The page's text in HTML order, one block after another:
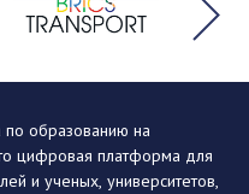
по образованию на
цифровая платформа для
и ученых, университетов,